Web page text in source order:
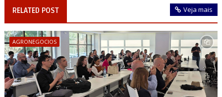
RELATED POST Veja mais
AGRONEGOCIOS